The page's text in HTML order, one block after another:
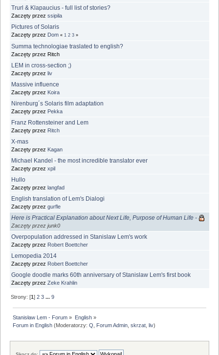
Trurl & Klapaucius - full list of stories?
Zaczęty przez ssipila
Pictures of Solaris
Zaczęty przez Dom « 1 2 3 »
Summa technologiae traslated to english?
Zaczęty przez Ritch
LEM in cross-section ;)
Zaczęty przez liv
Massive influence
Zaczęty przez Koira
Nirenburg´s Solaris film adaptation
Zaczęty przez Pekka
Franz Rottensteiner and Lem
Zaczęty przez Ritch
X-mas
Zaczęty przez Kagan
Michael Kandel - the most incredible translator ever
Zaczęty przez xpil
Hullo
Zaczęty przez langfad
English translation of Lem's Dialogi
Zaczęty przez gurfle
Here is Practical Explanation about Next Life, Purpose of Human Life -
Zaczęty przez junk0
Overpopulation addressed in Stanislaw Lem's work
Zaczęty przez Robert Boettcher
Lemopedia 2014
Zaczęty przez Robert Boettcher
Google doodle marks 60th anniversary of Stanislaw Lem's first book
Zaczęty przez Zeke Krahlin
Strony: [1]2 3 ...9
Stanisław Lem - Forum » English»
Forum in English (Moderatorzy:Q Forum Admin ,skrzat ,liv)